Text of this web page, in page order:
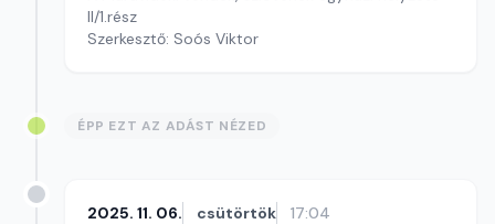
II/1.rész
Szerkesztő: Soós Viktor
ÉPP EZT AZ ADÁST NÉZED
2025. 11. 06. csütörtök 17:04